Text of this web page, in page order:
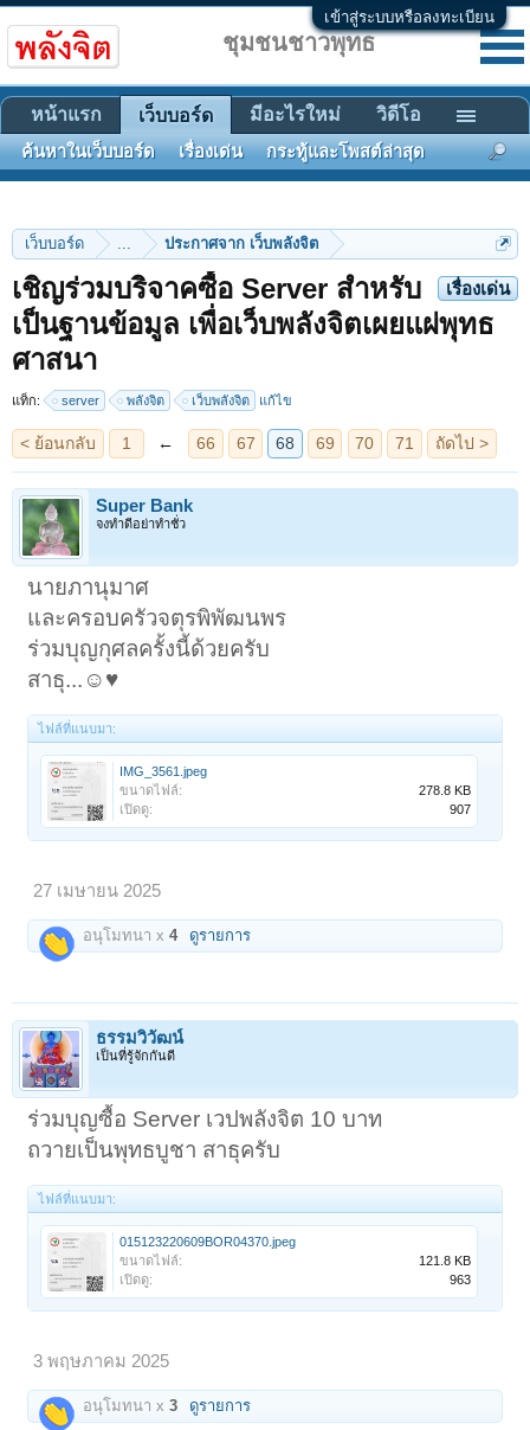
เข้าสู่ระบบหรือลงทะเบียน
เว็บบอร์ด ... ประกาศจาก เว็บพลังจิต
เรื่องเด่น
เชิญร่วมบริจาคซื้อ Server สำหรับ
เป็นฐานข้อมูล เพื่อเว็บพลังจิตเผยแผ่พุทธ
ศาสนา
แท็ก: server พลังจิต เว็บพลังจิต แก้ไข
< ย้อนกลับ 1 ← 66 67 68 69 70 71 ถัดไป >
Super Bank
จงทำดีอย่าทำชั่ว
นายภานุมาศ
และครอบครัวจตุรพิพัฒนพร
ร่วมบุญกุศลครั้งนี้ด้วยครับ
สาธุ...☺️♥️
ไฟล์ที่แนบมา:
IMG_3561.jpeg
ขนาดไฟล์:
278.8 KB
เปิดดู:
907
27 เมษายน 2025
อนุโมทนา x4 ดูรายการ
ธรรมวิวัฒน์
เป็นที่รู้จักกันดี
ร่วมบุญซื้อ Server เวปพลังจิต 10 บาท
ถวายเป็นพุทธบูชา สาธุครับ
ไฟล์ที่แนบมา:
015123220609BOR04370.jpeg
ขนาดไฟล์:
121.8 KB
เปิดดู:
963
3 พฤษภาคม 2025
อนุโมทนา x3 ดูรายการ
ชุมชนชาวพุทธ
หน้าแรก เว็บบอร์ด
ค้นหาในเว็บบอร์ด เรื่องเด่น กระทู้และโพสต์ล่าสุด
มีอะไรใหม่ วิดีโอ